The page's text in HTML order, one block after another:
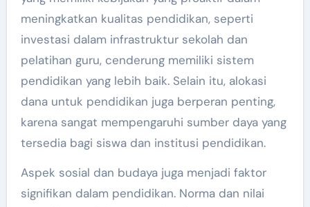
meningkatkan kualitas pendidikan, seperti
investasi dalam infrastruktur sekolah dan
pelatihan guru, cenderung memiliki sistem
pendidikan yang lebih baik. Selain itu, alokasi
dana untuk pendidikan juga berperan penting,
karena sangat mempengaruhi sumber daya yang
tersedia bagi siswa dan institusi pendidikan.
Aspek sosial dan budaya juga menjadi faktor
signifikan dalam pendidikan. Norma dan nilai